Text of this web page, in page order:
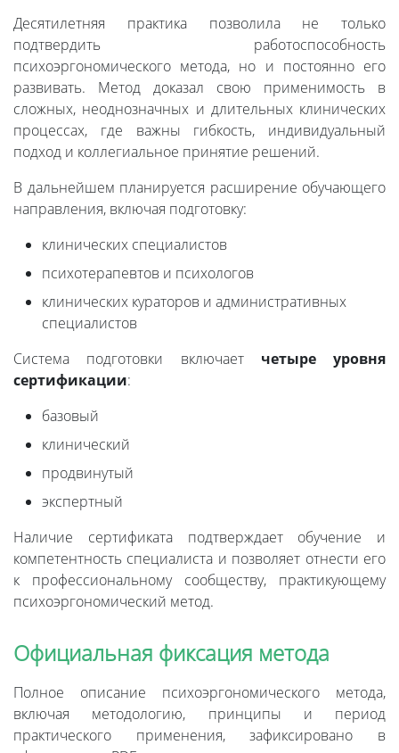
Десятилетняя практика позволила не только
подтвердить работоспособность
психоэргономического метода, но и постоянно его
развивать. Метод доказал свою применимость в
сложных, неоднозначных и длительных клинических
процессах, где важны гибкость, индивидуальный
подход и коллегиальное принятие решений.
В дальнейшем планируется расширение обучающего
направления, включая подготовку:
клинических специалистов
психотерапевтов и психологов
клинических кураторов и административных
специалистов
Система подготовки включает четыре уровня
сертификации:
базовый
клинический
продвинутый
экспертный
Наличие сертификата подтверждает обучение и
компетентность специалиста и позволяет отнести его
к профессиональному сообществу, практикующему
психоэргономический метод.
Официальная фиксация метода
Полное описание психоэргономического метода,
включая методологию, принципы и период
практического применения, зафиксировано в